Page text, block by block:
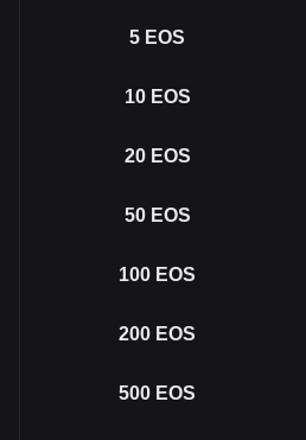
5 EOS
10 EOS
20 EOS
50 EOS
100 EOS
200 EOS
500 EOS